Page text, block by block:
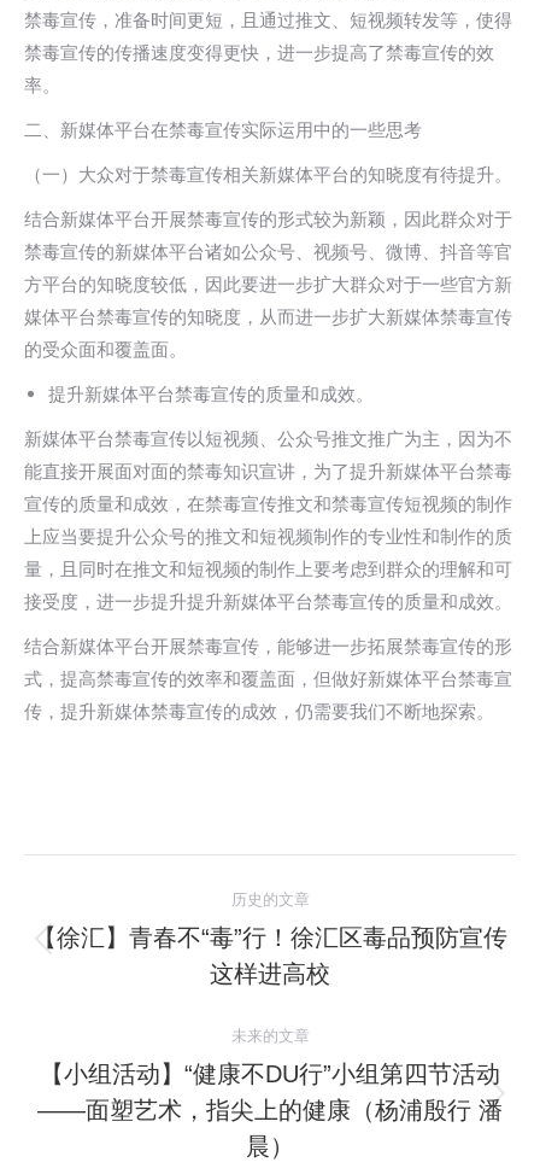
禁毒宣传，准备时间更短，且通过推文、短视频转发等，使得
禁毒宣传的传播速度变得更快，进一步提高了禁毒宣传的效
率。
二、新媒体平台在禁毒宣传实际运用中的一些思考
（一）大众对于禁毒宣传相关新媒体平台的知晓度有待提升。
结合新媒体平台开展禁毒宣传的形式较为新颖，因此群众对于
禁毒宣传的新媒体平台诸如公众号、视频号、微博、抖音等官
方平台的知晓度较低，因此要进一步扩大群众对于一些官方新
媒体平台禁毒宣传的知晓度，从而进一步扩大新媒体禁毒宣传
的受众面和覆盖面。
提升新媒体平台禁毒宣传的质量和成效。
新媒体平台禁毒宣传以短视频、公众号推文推广为主，因为不
能直接开展面对面的禁毒知识宣讲，为了提升新媒体平台禁毒
宣传的质量和成效，在禁毒宣传推文和禁毒宣传短视频的制作
上应当要提升公众号的推文和短视频制作的专业性和制作的质
量，且同时在推文和短视频的制作上要考虑到群众的理解和可
接受度，进一步提升提升新媒体平台禁毒宣传的质量和成效。
结合新媒体平台开展禁毒宣传，能够进一步拓展禁毒宣传的形
式，提高禁毒宣传的效率和覆盖面，但做好新媒体平台禁毒宣
传，提升新媒体禁毒宣传的成效，仍需要我们不断地探索。
章
历史的文章
史
章：
【徐汇】青春不“毒”行！徐汇区毒品预防宣传
这样进高校
未来的文章
未
来
【小组活动】“健康不DU行”小组第四节活动
——面塑艺术，指尖上的健康（杨浦殷行 潘
晨）